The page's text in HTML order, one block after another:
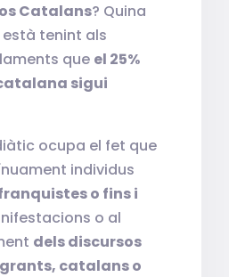
Catalans? Quina
tenint als
que el 25%
sigui
ocupa el fet que
individus
o fins i
o al
dels discursos
catalans o